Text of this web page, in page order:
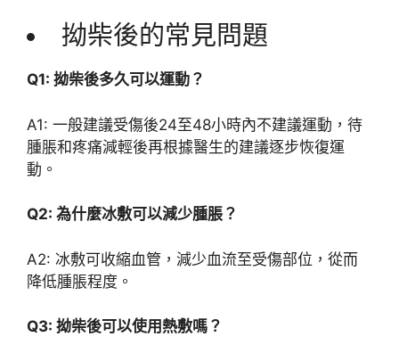
拗柴後的常見問題
Q1: 拗柴後多久可以運動？
A1: 一般建議受傷後24至48小時內不建議運動，待
腫脹和疼痛減輕後再根據醫生的建議逐步恢復運
動。
Q2: 為什麼冰敷可以減少腫脹？
A2: 冰敷可收縮血管，減少血流至受傷部位，從而
降低腫脹程度。
Q3: 拗柴後可以使用熱敷嗎？